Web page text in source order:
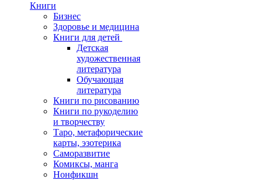
Книги
Бизнес
Здоровье и медицина
Книги для детей
Детская
художественная
литература
Обучающая
литература
Книги по рисованию
Книги по рукоделию
и творчеству
Таро, метафорические
карты, эзотерика
Саморазвитие
Комиксы, манга
Нонфикшн